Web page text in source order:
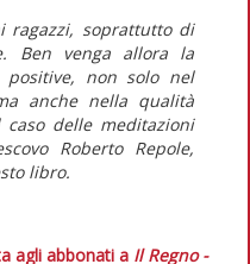
ragazzi, soprattutto di
Ben venga allora la
positive, non solo nel
anche nella qualità
caso delle meditazioni
Roberto Repole,
libro.
agli abbonati a Il Regno -